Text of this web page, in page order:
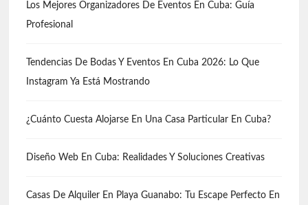
Los Mejores Organizadores De Eventos En Cuba: Guía
Profesional
Tendencias De Bodas Y Eventos En Cuba 2026: Lo Que
Instagram Ya Está Mostrando
¿Cuánto Cuesta Alojarse En Una Casa Particular En Cuba?
Diseño Web En Cuba: Realidades Y Soluciones Creativas
Casas De Alquiler En Playa Guanabo: Tu Escape Perfecto En